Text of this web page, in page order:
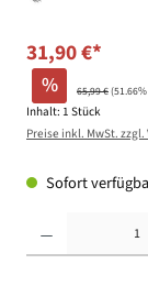
31,90 €*
% 65,99 €
Inhalt: 1 Stück
Preise inkl. MwSt.
Sofort